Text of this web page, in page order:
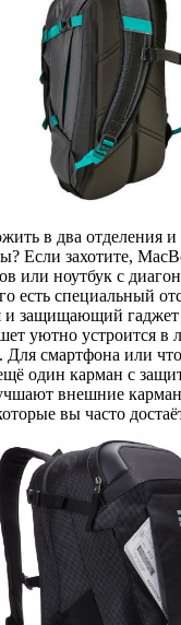
в два отделения
Если захотите,
или ноутбук с
есть специальный
защищающий гаджет
уютно устроится в
Для смартфона или
один карман с
внешние
вы часто